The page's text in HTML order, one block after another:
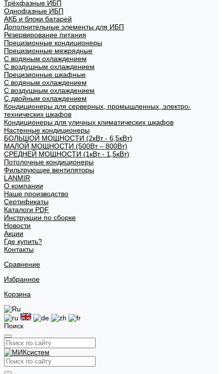
Трёхфазные ИБП
Однофазные ИБП
АКБ и блоки батарей
Дополнительные элементы для ИБП
Резервирование питания
Прецизионные кондиционеры
Прецизионные межрядные
С водяным охлаждением
С воздушным охлаждением
Прецизионные шкафные
С водяным охлаждением
С воздушным охлаждением
С двойным охлаждением
Кондиционеры для серверных, промышленных, электро-
технических шкафов
Кондиционеры для уличных климатических шкафов
Настенные кондиционеры
БОЛЬШОЙ МОЩНОСТИ (2кВт - 6,5кВт)
МАЛОЙ МОЩНОСТИ (500Вт – 800Вт)
СРЕДНЕЙ МОЩНОСТИ (1кВт - 1,5кВт)
Потолочные кондиционеры
Фильтрующие вентиляторы
LANMIR
О компании
Наше производство
Сертификаты
Каталоги PDF
Инструкции по сборке
Новости
Акции
Где купить?
Контакты
Сравнение
Избранное
Корзина
Поиск